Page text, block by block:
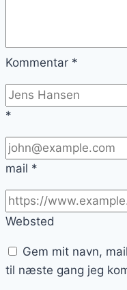
Kommentar *
*
mail *
Websted
Gem mit navn,
til næste gang jeg